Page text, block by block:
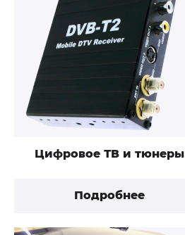
Цифровое ТВ и тюнеры
Подробнее